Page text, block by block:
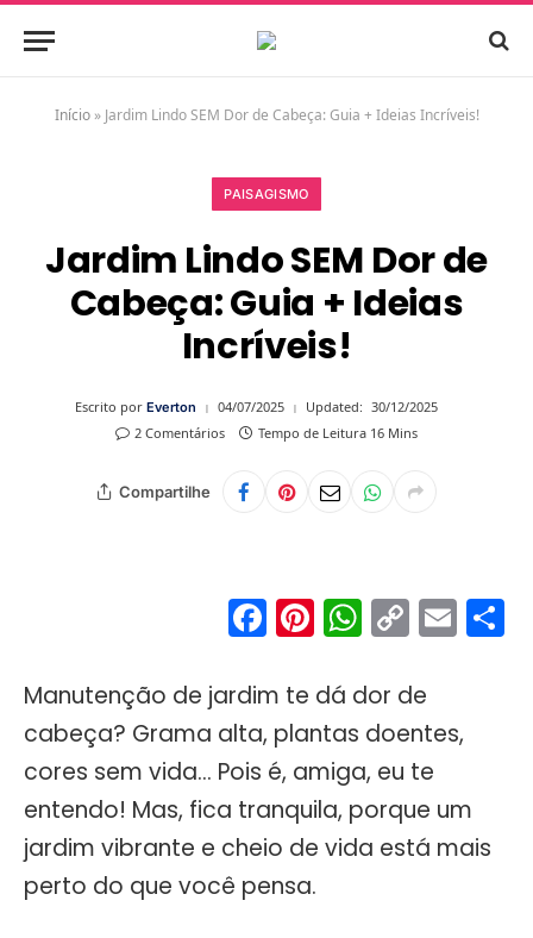
Início» Jardim Lindo SEM Dor de Cabeça: Guia + Ideias Incríveis!
PAISAGISMO
Jardim Lindo SEM Dor de
Cabeça: Guia + Ideias
Incríveis!
Escrito por Everton 04/07/2025 Updated: 30/12/2025
2 Comentários
Tempo de Leitura 16 Mins
Compartilhe
Facebook
Pinterest
Copy
Link
Manutenção de jardim te dá dor de
cabeça? Grama alta, plantas doentes,
cores sem vida… Pois é, amiga, eu te
entendo! Mas, fica tranquila, porque um
jardim vibrante e cheio de vida está mais
perto do que você pensa.